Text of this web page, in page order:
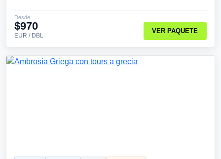
Desde
$970
EUR / DBL
VER PAQUETE